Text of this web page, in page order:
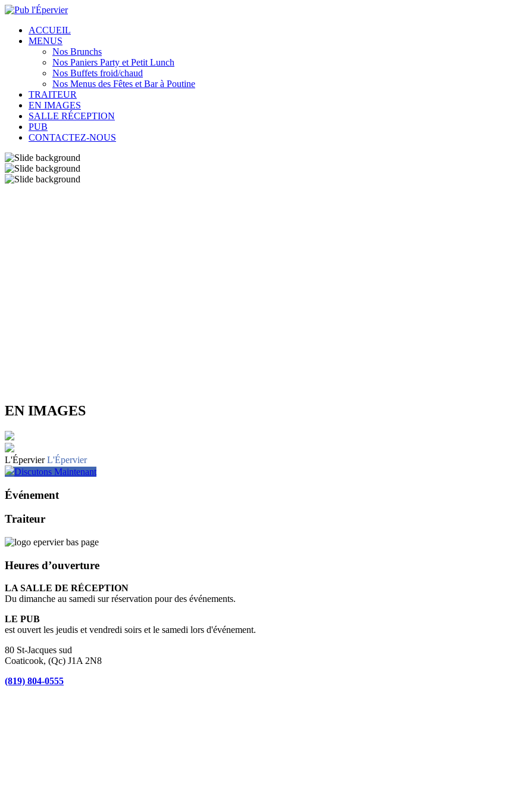
ACCUEIL
MENUS
Nos Brunchs
Nos Paniers Party et Petit Lunch
Nos Buffets froid/chaud
Nos Menus des Fêtes et Bar à Poutine
TRAITEUR
EN IMAGES
SALLE RÉCEPTION
PUB
CONTACTEZ-NOUS
EN IMAGES
L'Épervier L'Épervier
Discutons Maintenant
Événement
Traiteur
Heures d’ouverture
LA SALLE DE RÉCEPTION
Du dimanche au samedi sur réservation pour des événements.
LE PUB
est ouvert les jeudis et vendredi soirs et le samedi lors d'événement.
80 St-Jacques sud
Coaticook, (Qc) J1A 2N8
(819) 804-0555